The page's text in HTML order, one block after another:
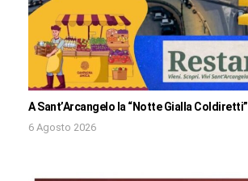
A Sant’Arcangelo la “Notte Gialla Coldiretti”
6 Agosto 2026